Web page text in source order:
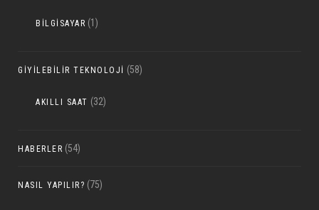
BILGISAYAR (1)
GIYILEBILIR TEKNOLOJI (58)
AKILLI SAAT (32)
HABERLER (54)
NASIL YAPILIR? (75)